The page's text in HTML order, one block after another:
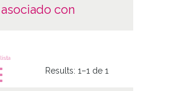
4.0
asociado con
Results:1–1 de 1